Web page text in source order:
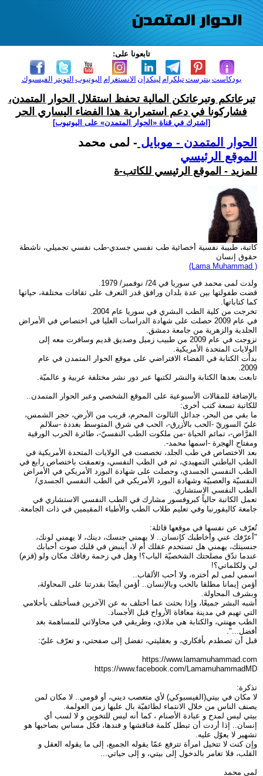
تابعونا على:
الفيسبوك التويتر اليوتيوب الانستغرام لينكدإن تيلكرامبنترست بودكاست
تبرعاتكم وتبرعاتكن المالية تحفظ استقلال الحوار المتمدن،
فشاركونا في دعم استمرارية هذا الفضاء اليساري الحر
[اشترك في قناة ‫«الحوار المتمدن» على اليوتيوب]
الحوار المتمدن - موبايل - لمى محمد
الموقع الرئيسي
للمزيد - الموقع الرئيسي للكاتب-ة
كاتبة، طبيبة نفسية أخصائية طب نفسي جسدي-طب نفسي تجميلي، ناشطة
حقوق إنسان
(Lama Muhammad )
ولدت لمى محمد في سوريا في 24/ نوفمبر/ 1979.
قضت طفولتها بين عدة بلدان ورافق قدر التعرف على ثقافات مختلفة، حياتها
كما كتاباتها.
تخرجت من كلية الطب البشري في سوريا عام 2004.
في عام 2009 حصلت على شهادة الدراسات العليا في اختصاص في الأمراض
الجلدية والزهرية من جامعة دمشق.
تزوجت في عام 2009 من طبيب زميل وصديق قديم وسافرت معه إلى
الولايات المتحدة الأمريكية.
بدأت الكتابة في الفضاء الافتراضي على موقع الحوار المتمدن في عام
2009.
تابعت بعدها الكتابة والنشر لكتبها عبر دور نشر مختلفة عربية و عالميّة.
بالإضافة للمقالات الأسبوعية على الموقع الشخصي وعبر الحوار المتمدن..
للكاتبة تسعة كتب أخرى:
ما بقي من البحر، جدائل الثالوث المحرم، قريب من الأرض، حجر الشمس،
عليّ السوريّ -الحب بالأزرق-، الحب في شرق المتوسط بغددة -سلالم
القرَّاص-، تمائم الحياة -من ملكوت الطب النفسيّ-، طائرة الحرب الورقية
ومفتاح الهجرة -اسمها محمد-.
بعد الاختصاص في طب الجلد، تخصصت في الولايات المتحدة الأمريكية في
الطب الباطني التمهيدي، ثم في الطب النفسي، وتعمقت باختصاص رابع في
الطب النفسي الجسدي، وحصلت على شهادة البورد الأمريكي في الأمراض
النفسيّة والعصبيّة وشهادة البورد الأمريكي في الطب النفسي الجسدي/
الطب النفسي الاستشاري.
تعمل الكاتبة حالياً كبروفسور مشارك في الطب النفسي الاستشاري في
جامعة كاليفورنيا وفي تعليم طلاب الطب والأطباء المقيمين في ذات الجامعة.
تُعرّف عن نفسها في موقعها قائلة:
"أعرّفك عني وأخاطبك كإنسان.. لا يهمني جنسك، دينك، لا يهمني لونك،
جنسيتك، يهمني هل تستخدم عقلك أم لا، أينبض في قلبك صوت أحبابك
عندما تدّق مصلحتك الشخصيّة الباب؟! وهل في زحمة رفاقك مكان ولو (قزم)
لي ولكلماتي؟!
اسمي لمى لم أختره، ولا أحب الألقاب..
أؤمن إيمانا مطلقا بالحب وبالإنسان.. أؤمن أيضًا بقدرتنا على المحاولة،
وبشرف المحاولة.
أشبه البشر جميعًا، وإذا بحثت عما أختلف به عن الآخرين فسأختلف بأحلامي
التي تهيم في مدينة معافاة الأرواح قبل الأجساد.
الطب مهنتي، والكتابة هي ملاذي، وطريقي في محاولاتي للمساهمة بغد
أفضل...".
قبل أن تصطدم بأفكاري، و بعقليتي، تفضل إلى صفحتي، و تعرّف عليّ:
https://www.facebook.com/LamamuhammadMD
تذكرة:
لا مكان في بيتي(الفيسبوكي) لأي متعصب ديني، أو قومي.. لا مكان لمن
يصنف الناس من خلال الانتماء لطائفيّة بال عليها زمن العولمة.
بيتي ليس لمدح و عبادة الأصنام ، كما أنه ليس للتخوين و لا لسب أي
إنسان.. إذا أردت أن تبطل كلمة فناقشها و فندها، فكل مساس بصاحبها هو
تشهير لا يعوّل عليه.
وإن كنت لا تتخيل امرأة تترفع عمّا يقوله الجميع، إلى ما يقوله العقل و
القلب، فلا تغامر بالدخول إلى بيتي، و إلى حياتي...
لمى محمد